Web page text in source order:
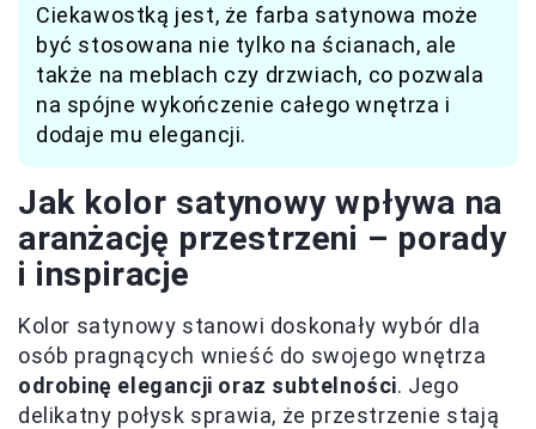
Ciekawostką jest, że farba satynowa może
być stosowana nie tylko na ścianach, ale
także na meblach czy drzwiach, co pozwala
na spójne wykończenie całego wnętrza i
dodaje mu elegancji.
Jak kolor satynowy wpływa na
aranżację przestrzeni – porady
i inspiracje
Kolor satynowy stanowi doskonały wybór dla
osób pragnących wnieść do swojego wnętrza
odrobinę elegancji oraz subtelności. Jego
delikatny połysk sprawia, że przestrzenie stają